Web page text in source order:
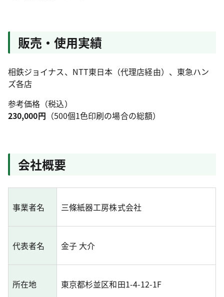
販売・使用実績
相鉄ジョイナス、NTT東日本（代理店経由）、東急ハン
ズ各店
参考価格（税込）
230,000円 （500個1色印刷の場合の総額）
会社概要
事業者名 三條紙器工房株式会社
代表者名 金子 大介
所在地 東京都杉並区和田1-4-12-1F